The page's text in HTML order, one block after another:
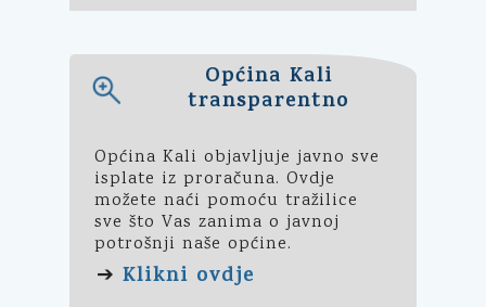
Općina Kali
transparentno
Općina Kali objavljuje javno sve
isplate iz proračuna. Ovdje
možete naći pomoću tražilice
sve što Vas zanima o javnoj
potrošnji naše općine.
➔ Klikni ovdje